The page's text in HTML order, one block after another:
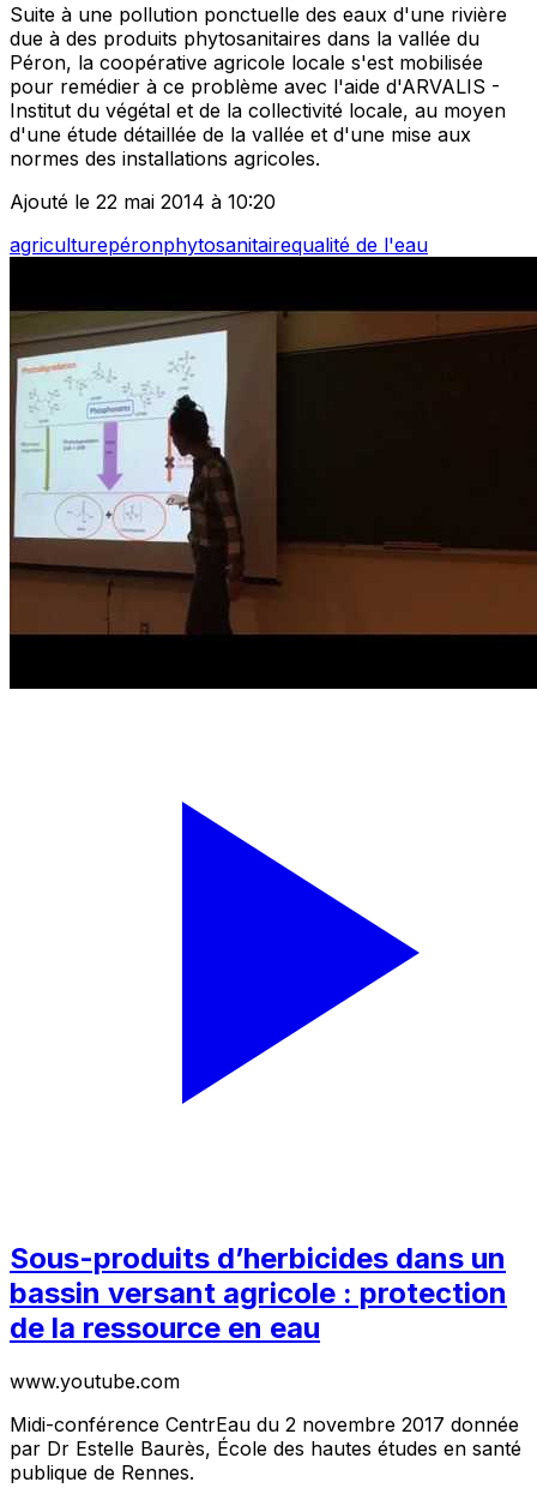
Suite à une pollution ponctuelle des eaux d'une rivière
due à des produits phytosanitaires dans la vallée du
Péron, la coopérative agricole locale s'est mobilisée
pour remédier à ce problème avec l'aide d'ARVALIS -
Institut du végétal et de la collectivité locale, au moyen
d'une étude détaillée de la vallée et d'une mise aux
normes des installations agricoles.
Ajouté le 22 mai 2014 à 10:20
agriculturepéronphytosanitairequalité de l'eau
Sous-produits d’herbicides dans un
bassin versant agricole : protection
de la ressource en eau
www.youtube.com
Midi-conférence CentrEau du 2 novembre 2017 donnée
par Dr Estelle Baurès, École des hautes études en santé
publique de Rennes.